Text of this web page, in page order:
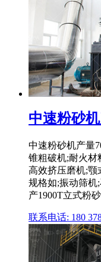
中速粉砂
中速粉砂机产量
锥粗破机;耐火材
高效挤压磨机;颚
规格如;振动筛机
产1900T立式粉
联系电话: 180